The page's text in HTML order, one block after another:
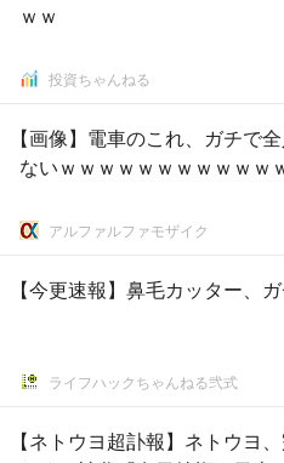
ｗｗ
投資ちゃんねる
【画像】電車のこれ、ガチで
ないｗｗｗｗｗｗｗｗｗｗｗ
アルファルファモザイク
【今更速報】鼻毛カッター、
ライフハックちゃんねる弐式
【ネトウヨ超訃報】ネトウヨ